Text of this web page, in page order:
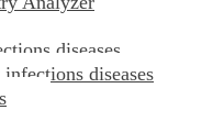
diseases
diseases